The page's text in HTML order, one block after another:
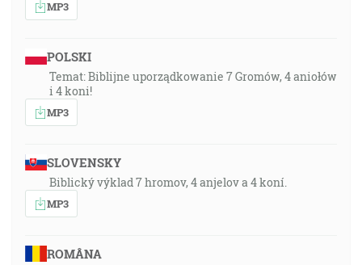
MP3
POLSKI
Temat: Biblijne uporządkowanie 7 Gromów, 4 aniołów
i 4 koni!
MP3
SLOVENSKY
Biblický výklad 7 hromov, 4 anjelov a 4 koní.
MP3
ROMÂNA